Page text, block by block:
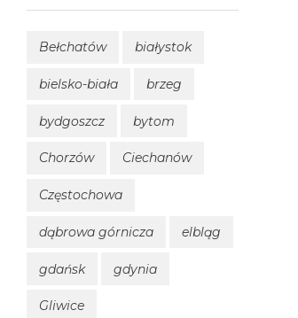
Bełchatów białystok
bielsko-biała brzeg
bydgoszcz bytom
Chorzów Ciechanów
Częstochowa
dąbrowa górnicza elbląg
gdańsk gdynia
Gliwice